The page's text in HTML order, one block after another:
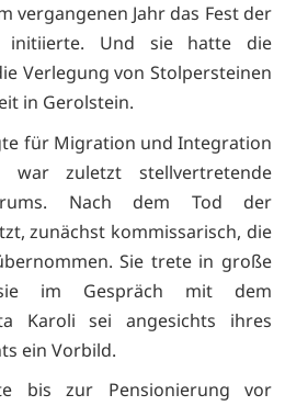
vergangenen Jahr das Fest der
initiierte. Und sie hatte die
Verlegung von Stolpersteinen
in Gerolstein.
für Migration und Integration
war zuletzt stellvertretende
Nach dem Tod der
zunächst kommissarisch, die
Sie trete in große
im Gespräch mit dem
Karoli sei angesichts ihres
ein Vorbild.
bis zur Pensionierung vor